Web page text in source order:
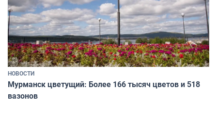
НОВОСТИ
Мурманск цветущий: Более 166 тысяч цветов и 518
вазонов